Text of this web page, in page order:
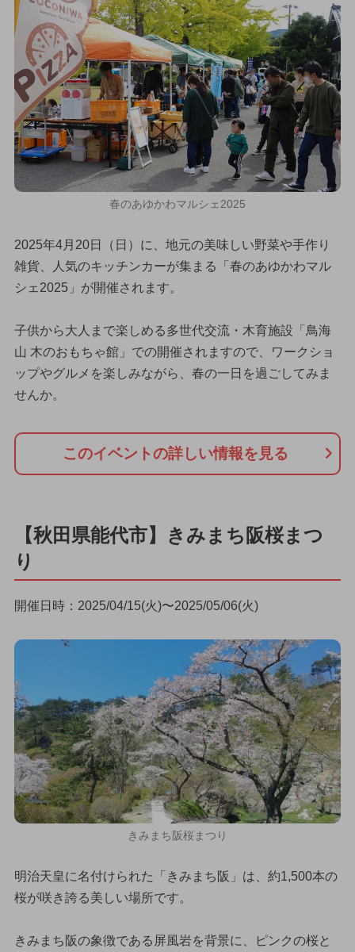
春のあゆかわマルシェ2025
2025年4月20日（日）に、地元の美味しい野菜や手作り
雑貨、人気のキッチンカーが集まる「春のあゆかわマル
シェ2025」が開催されます。
子供から大人まで楽しめる多世代交流・木育施設「鳥海
山 木のおもちゃ館」での開催されますので、ワークショ
ップやグルメを楽しみながら、春の一日を過ごしてみま
せんか。
このイベントの詳しい情報を見る
【秋田県能代市】きみまち阪桜まつ
り
開催日時：2025/04/15(火)〜2025/05/06(火)
きみまち阪桜まつり
明治天皇に名付けられた「きみまち阪」は、約1,500本の
桜が咲き誇る美しい場所です。
きみまち阪の象徴である屏風岩を背景に、ピンクの桜と